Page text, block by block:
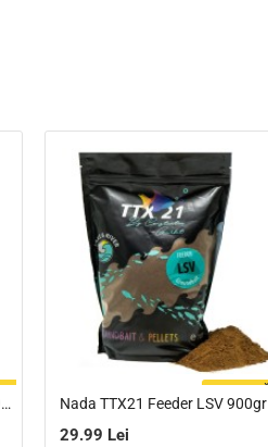
Nada TTX21 Feeder LSV Sweet, 900 GR Nada TTX21 Feeder LSV 900gr
29.99 Lei